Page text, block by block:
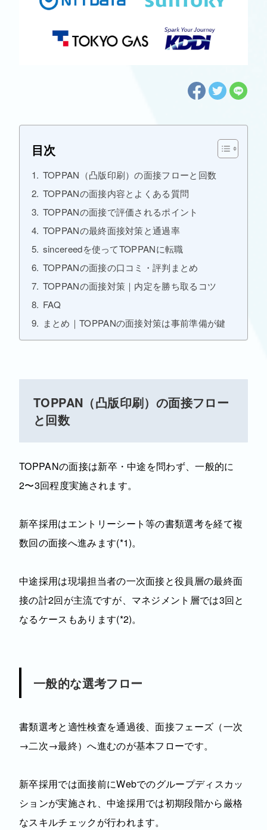
目次
TOPPAN（凸版印刷）の面接フローと回数
TOPPANの面接内容とよくある質問
TOPPANの面接で評価されるポイント
TOPPANの最終面接対策と通過率
sincereedを使ってTOPPANに転職
TOPPANの面接の口コミ・評判まとめ
TOPPANの面接対策｜内定を勝ち取るコツ
FAQ
まとめ｜TOPPANの面接対策は事前準備が鍵
TOPPAN（凸版印刷）の面接フロー
と回数
TOPPANの面接は新卒・中途を問わず、一般的に
2〜3回程度実施されます。
新卒採用はエントリーシート等の書類選考を経て複
数回の面接へ進みます(*1)。
中途採用は現場担当者の一次面接と役員層の最終面
接の計2回が主流ですが、マネジメント層では3回と
なるケースもあります(*2)。
一般的な選考フロー
書類選考と適性検査を通過後、面接フェーズ（一次
→二次→最終）へ進むのが基本フローです。
新卒採用では面接前にWebでのグループディスカッ
ションが実施され、中途採用では初期段階から厳格
なスキルチェックが行われます。